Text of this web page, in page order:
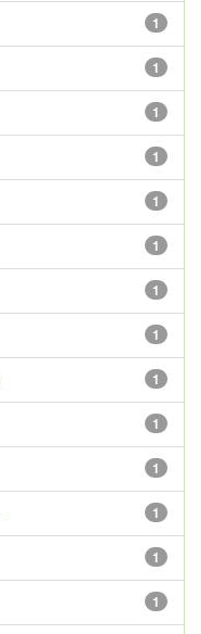
1
1
1
1
1
1
1
1
1
1
1
1
1
1